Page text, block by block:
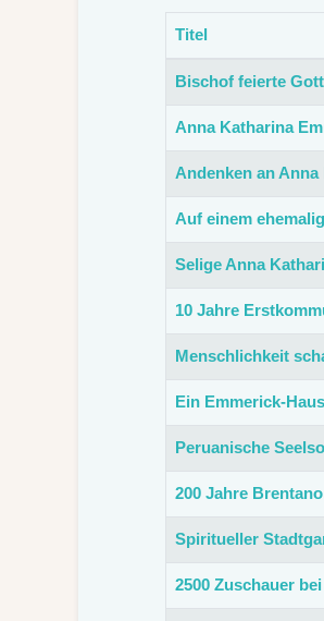
Titel
Bischof feierte
Anna Katharina
Andenken an
Auf einem
Selige Anna
10 Jahre
Menschlichkeit
Ein Emmerick-
Peruanische
200 Jahre
Spiritueller
2500 Zuschauer